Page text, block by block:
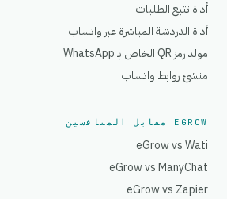
أداة تتبع الطلبات
أداة الدردشة المباشرة عبر واتساب
مولد رمز QR الخاص بـ WhatsApp
منشئ روابط واتساب
EGROW مقابل المنافسين
eGrow vs Wati
eGrow vs ManyChat
eGrow vs Zapier